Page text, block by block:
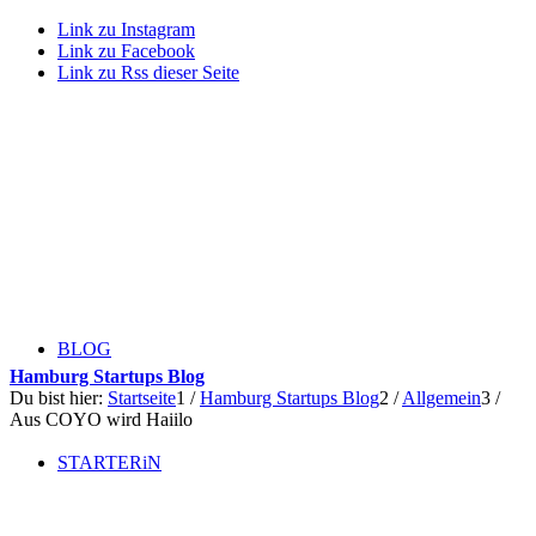
Link zu Instagram
Link zu Facebook
Link zu Rss dieser Seite
BLOG
STARTERiN
Hamburg Startups Blog
Du bist hier: Startseite1 / Hamburg Startups Blog2 / Allgemein3 /
Aus COYO wird Haiilo